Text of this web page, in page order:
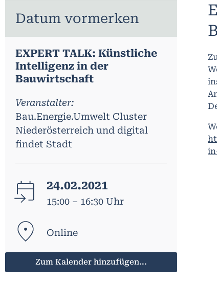
Datum vormerken
EXPERT TALK: Künstliche
Intelligenz in der
Bauwirtschaft
Veranstalter:
Bau.Energie.Umwelt Cluster
Niederösterreich und digital
findet Stadt
24.02.2021
15:00 – 16:30 Uhr
Online
Zum Kalender hinzufügen...